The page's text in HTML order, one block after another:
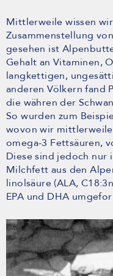
Mittlerweile wissen
Zusammenstellung
gesehen ist
Gehalt an Vitaminen,
langkettigen,
anderen Völkern fand
die währen der
So wurden zum
wovon wir mittlerweile
omega-3 Fettsäuren,
Diese sind jedoch
Milchfett aus den
linolsäure (ALA,
EPA und DHA